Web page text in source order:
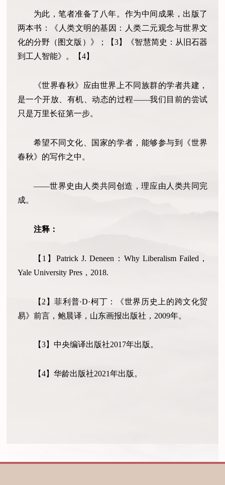
为此，笔者准备了八年。作为中间成果，出版了
两本书：《人类文明的基因：人类二元观念与世界文
化的分野（图文版）》；【3】《智慧简史：从旧石器
到工人智能》。【4】
《世界春秋》应由世界上不同族群的学者共建，
是一个开放、有机、动态的过程——我们目前的尝试
只是万里长征第一步。
希望不同文化、国家的学者，能够参与到《世界
春秋》的写作之中。
——世界史由人类共同创造，理应由人类共同完
成。
注释：
【1】Patrick J. Deneen：Why Liberalism Failed，
Yale University Pres，2018.
【2】菲利普·D·柯丁：《世界历史上的跨文化贸
易》前言，鲍晨译，山东画报出版社，2009年。
【3】中央编译出版社2017年出版。
【4】华龄出版社2021年出版。